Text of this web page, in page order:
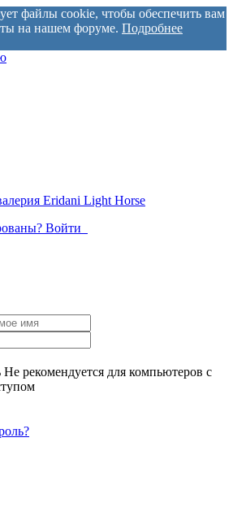
файлы cookie, чтобы обеспечить вам
на нашем форуме. Подробнее
Eridani Light Horse
Войти
Не рекомендуется для компьютеров с